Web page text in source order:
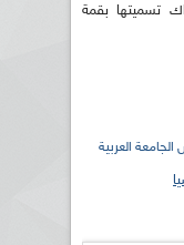
تسميتها بقمة
العربية